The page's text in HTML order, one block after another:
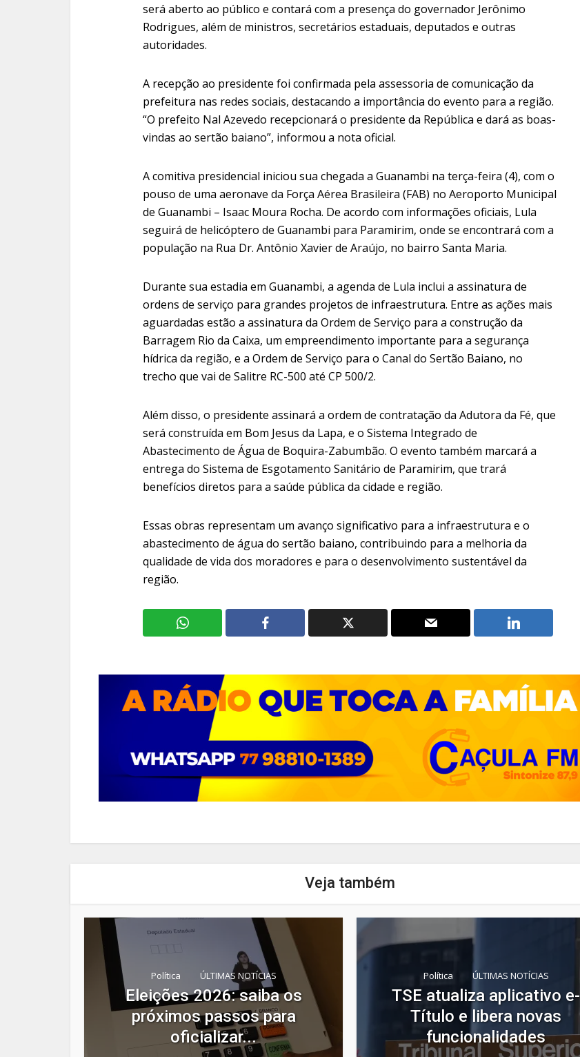
será aberto ao público e contará com a presença do governador Jerônimo
Rodrigues, além de ministros, secretários estaduais, deputados e outras
autoridades.
A recepção ao presidente foi confirmada pela assessoria de comunicação da
prefeitura nas redes sociais, destacando a importância do evento para a região.
“O prefeito Nal Azevedo recepcionará o presidente da República e dará as boas-
vindas ao sertão baiano”, informou a nota oficial.
A comitiva presidencial iniciou sua chegada a Guanambi na terça-feira (4), com o
pouso de uma aeronave da Força Aérea Brasileira (FAB) no Aeroporto Municipal
de Guanambi – Isaac Moura Rocha. De acordo com informações oficiais, Lula
seguirá de helicóptero de Guanambi para Paramirim, onde se encontrará com a
população na Rua Dr. Antônio Xavier de Araújo, no bairro Santa Maria.
Durante sua estadia em Guanambi, a agenda de Lula inclui a assinatura de
ordens de serviço para grandes projetos de infraestrutura. Entre as ações mais
aguardadas estão a assinatura da Ordem de Serviço para a construção da
Barragem Rio da Caixa, um empreendimento importante para a segurança
hídrica da região, e a Ordem de Serviço para o Canal do Sertão Baiano, no
trecho que vai de Salitre RC-500 até CP 500/2.
Além disso, o presidente assinará a ordem de contratação da Adutora da Fé, que
será construída em Bom Jesus da Lapa, e o Sistema Integrado de
Abastecimento de Água de Boquira-Zabumbão. O evento também marcará a
entrega do Sistema de Esgotamento Sanitário de Paramirim, que trará
benefícios diretos para a saúde pública da cidade e região.
Essas obras representam um avanço significativo para a infraestrutura e o
abastecimento de água do sertão baiano, contribuindo para a melhoria da
qualidade de vida dos moradores e para o desenvolvimento sustentável da
região.
Veja também
Política ÚLTIMAS NOTÍCIAS
Eleições 2026: saiba os
próximos passos para
oficializar...
Política ÚLTIMAS NOTÍCIAS
TSE atualiza aplicativo e-
Título e libera novas
funcionalidades